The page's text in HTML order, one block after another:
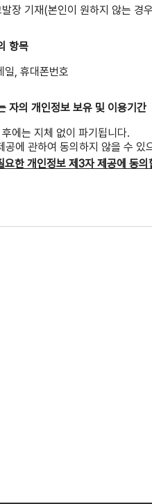
장 기재(본인이 원하지 않는 경
항목
일, 휴대폰번호
자의 개인정보 보유 및 이용기간
에는 지체 없이 파기됩니다.
공에 관하여 동의하지 않을 수
요한 개인정보 제3자 제공에 동의